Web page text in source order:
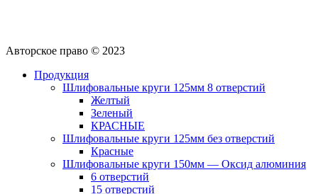
Авторское право © 2023
Продукция
Шлифовальные круги 125мм 8 отверстий
Желтый
Зеленый
КРАСНЫЕ
Шлифовальные круги 125мм без отверстий
Красные
Шлифовальные круги 150мм — Оксид алюминия
6 отверстий
15 отверстий